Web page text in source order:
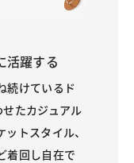
活躍する
続けているド
たカジュアル
トスタイル、
着回し自在で